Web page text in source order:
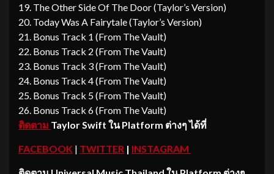
19. The Other Side Of The Door (Taylor’s Version)
20. Today Was A Fairytale (Taylor’s Version)
21. Bonus Track 1 (From The Vault)
22. Bonus Track 2 (From The Vault)
23. Bonus Track 3 (From The Vault)
24. Bonus Track 4 (From The Vault)
25. Bonus Track 5 (From The Vault)
26. Bonus Track 6 (From The Vault)
ติดตาม Taylor Swift ใน Platform ต่างๆ ได้ที่
FACEBOOK | TWITTER | INSTAGRAM